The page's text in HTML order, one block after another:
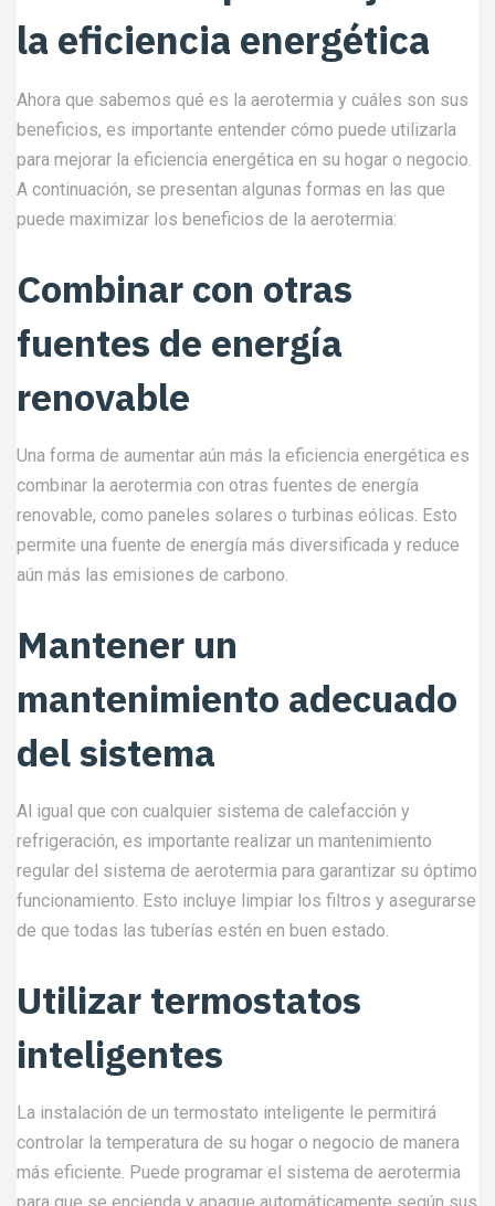
la eficiencia energética
Ahora que sabemos qué es la aerotermia y cuáles son sus
beneficios, es importante entender cómo puede utilizarla
para mejorar la eficiencia energética en su hogar o negocio.
A continuación, se presentan algunas formas en las que
puede maximizar los beneficios de la aerotermia:
Combinar con otras
fuentes de energía
renovable
Una forma de aumentar aún más la eficiencia energética es
combinar la aerotermia con otras fuentes de energía
renovable, como paneles solares o turbinas eólicas. Esto
permite una fuente de energía más diversificada y reduce
aún más las emisiones de carbono.
Mantener un
mantenimiento adecuado
del sistema
Al igual que con cualquier sistema de calefacción y
refrigeración, es importante realizar un mantenimiento
regular del sistema de aerotermia para garantizar su óptimo
funcionamiento. Esto incluye limpiar los filtros y asegurarse
de que todas las tuberías estén en buen estado.
Utilizar termostatos
inteligentes
La instalación de un termostato inteligente le permitirá
controlar la temperatura de su hogar o negocio de manera
más eficiente. Puede programar el sistema de aerotermia